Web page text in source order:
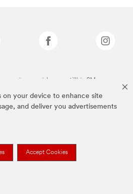
on your device to enhance site
and deliver you advertisements
Accept Cookies
ovan är varumärken som tillhör 3M.